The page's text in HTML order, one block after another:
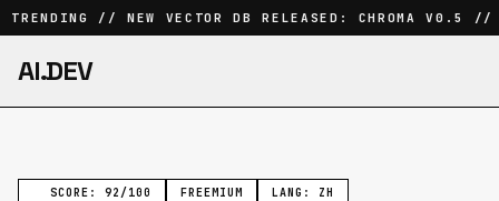
// NEW VECTOR DB RELEASED: CHROMA
AI.DEV
SCORE: 92/100 FREEMIUM LANG: ZH